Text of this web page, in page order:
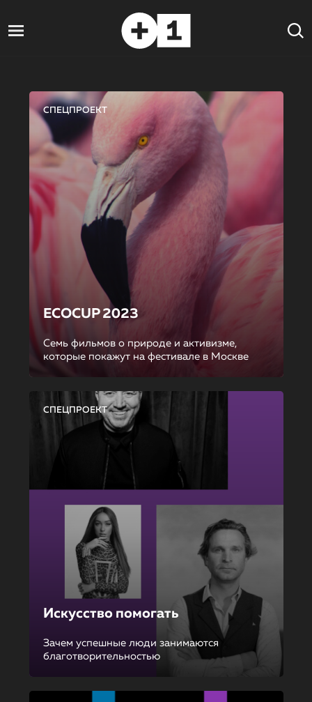
СПЕЦПРОЕКТ
ECOCUP 2023
Семь фильмов о природе и активизме,
которые покажут на фестивале в Москве
СПЕЦПРОЕКТ
Искусство помогать
Зачем успешные люди занимаются
благотворительностью